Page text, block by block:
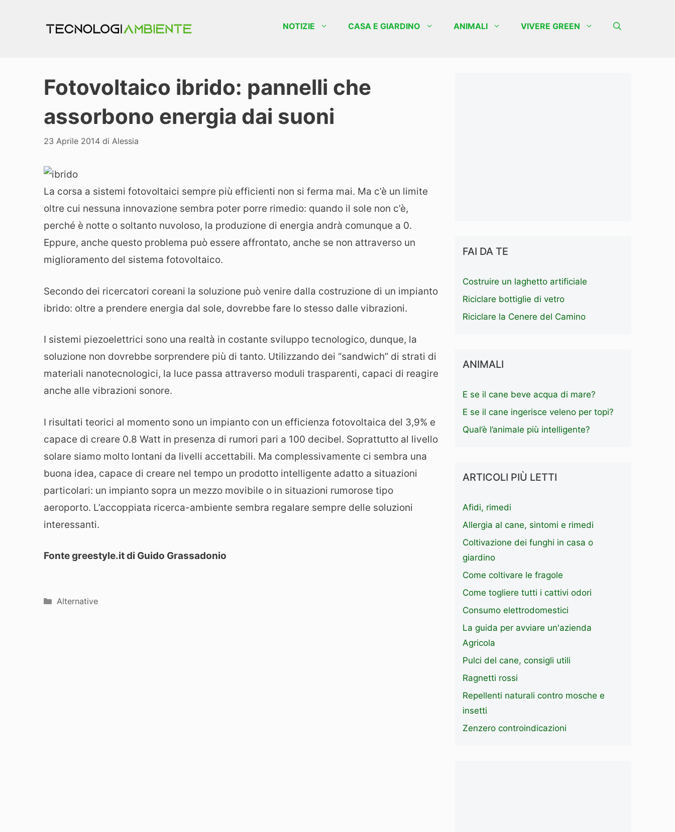
NOTIZIE CASA E GIARDINO ANIMALI VIVERE GREEN
Fotovoltaico ibrido: pannelli che
assorbono energia dai suoni
23 Aprile 2014 di Alessia
La corsa a sistemi fotovoltaici sempre più efficienti non si ferma mai. Ma c’è un limite
oltre cui nessuna innovazione sembra poter porre rimedio: quando il sole non c’è,
perché è notte o soltanto nuvoloso, la produzione di energia andrà comunque a 0.
Eppure, anche questo problema può essere affrontato, anche se non attraverso un
miglioramento del sistema fotovoltaico.
Secondo dei ricercatori coreani la soluzione può venire dalla costruzione di un impianto
ibrido: oltre a prendere energia dal sole, dovrebbe fare lo stesso dalle vibrazioni.
I sistemi piezoelettrici sono una realtà in costante sviluppo tecnologico, dunque, la
soluzione non dovrebbe sorprendere più di tanto. Utilizzando dei “sandwich” di strati di
materiali nanotecnologici, la luce passa attraverso moduli trasparenti, capaci di reagire
anche alle vibrazioni sonore.
I risultati teorici al momento sono un impianto con un efficienza fotovoltaica del 3,9% e
capace di creare 0.8 Watt in presenza di rumori pari a 100 decibel. Soprattutto al livello
solare siamo molto lontani da livelli accettabili. Ma complessivamente ci sembra una
buona idea, capace di creare nel tempo un prodotto intelligente adatto a situazioni
particolari: un impianto sopra un mezzo movibile o in situazioni rumorose tipo
aeroporto. L’accoppiata ricerca-ambiente sembra regalare sempre delle soluzioni
interessanti.
Fonte greestyle.it di Guido Grassadonio
Categorie
Alternative
FAI DA TE
Costruire un laghetto artificiale
Riciclare bottiglie di vetro
Riciclare la Cenere del Camino
ANIMALI
E se il cane beve acqua di mare?
E se il cane ingerisce veleno per topi?
Qual’è l’animale più intelligente?
ARTICOLI PIÙ LETTI
Afidi, rimedi
Allergia al cane, sintomi e rimedi
Coltivazione dei funghi in casa o
giardino
Come coltivare le fragole
Come togliere tutti i cattivi odori
Consumo elettrodomestici
La guida per avviare un'azienda
Agricola
Pulci del cane, consigli utili
Ragnetti rossi
Repellenti naturali contro mosche e
insetti
Zenzero controindicazioni